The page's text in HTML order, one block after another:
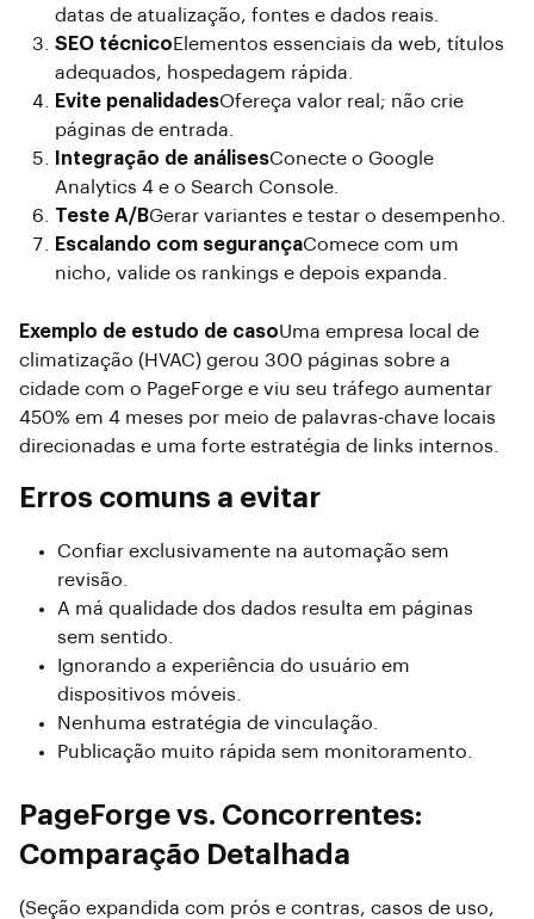
datas de atualização, fontes e dados reais.
SEO técnicoElementos essenciais da web, títulos
adequados, hospedagem rápida.
Evite penalidadesOfereça valor real; não crie
páginas de entrada.
Integração de análisesConecte o Google
Analytics 4 e o Search Console.
Teste A/BGerar variantes e testar o desempenho.
Escalando com segurançaComece com um
nicho, valide os rankings e depois expanda.
Exemplo de estudo de casoUma empresa local de
climatização (HVAC) gerou 300 páginas sobre a
cidade com o PageForge e viu seu tráfego aumentar
450% em 4 meses por meio de palavras-chave locais
direcionadas e uma forte estratégia de links internos.
Erros comuns a evitar
Confiar exclusivamente na automação sem
revisão.
A má qualidade dos dados resulta em páginas
sem sentido.
Ignorando a experiência do usuário em
dispositivos móveis.
Nenhuma estratégia de vinculação.
Publicação muito rápida sem monitoramento.
PageForge vs. Concorrentes:
Comparação Detalhada
(Seção expandida com prós e contras, casos de uso,